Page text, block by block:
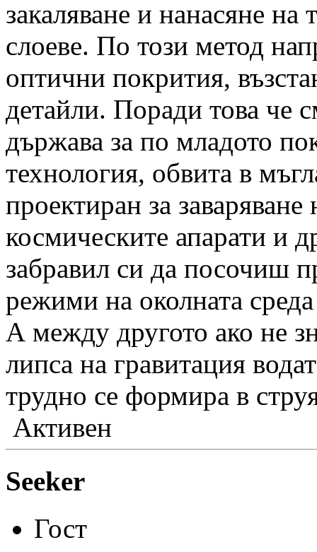
закаляване и нанасяне
слоеве. По този метод
оптични покрития,
детайли. Поради това че
държава за по младото
технология, обвита в
проектиран за
космическите апарати и
забравил си да посочиш
режими на околната
А между другото ако не
липса на гравитация
трудно се формира в
Активен
Seeker
Гост